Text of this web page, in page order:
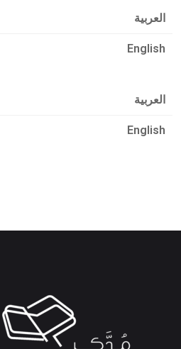
العربية
English
العربية
English